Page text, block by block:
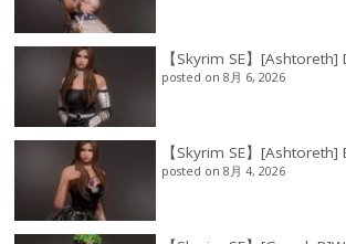
【Skyrim SE】[Ashtoreth]
posted on 8月 6, 2026
【Skyrim SE】
posted on 8月 4, 2026